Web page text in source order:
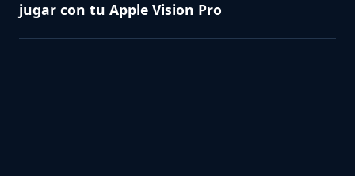
jugar con tu Apple Vision Pro